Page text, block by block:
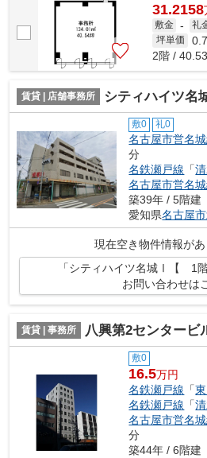
31.2158
敷金 - 礼
坪単価
2階 /
賃貸 | 店舗事務所 シティハイツ名
敷0 礼0
名古屋市営名
分
名鉄瀬戸線 「
名古屋市営名
築39年 / 5階建
愛知県名古屋
現在空き物件情報があ
「シティハイツ名城Ⅰ【 1
お問い合わせは
賃貸 | 事務所 八興第2センタービル【 名古屋
敷0
16.5万円
名鉄瀬戸線 「
名鉄瀬戸線 「
名古屋市営名
分
築44年 / 6階建